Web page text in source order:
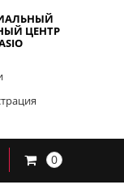
ЦЕНТР
0